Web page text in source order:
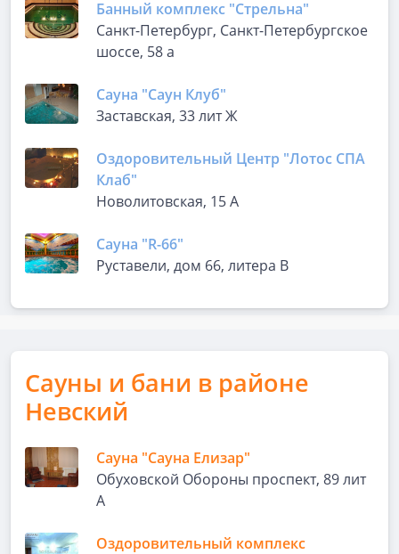
Банный комплекс "Стрельна"
Санкт-Петербург, Санкт-Петербургское
шоссе, 58 а
Сауна "Саун Клуб"
Заставская, 33 лит Ж
Оздоровительный Центр "Лотос СПА
Клаб"
Новолитовская, 15 А
Сауна "R-66"
Руставели, дом 66, литера В
Сауны и бани в районе
Невский
Сауна "Сауна Елизар"
Обуховской Обороны проспект, 89 лит
А
Оздоровительный комплекс